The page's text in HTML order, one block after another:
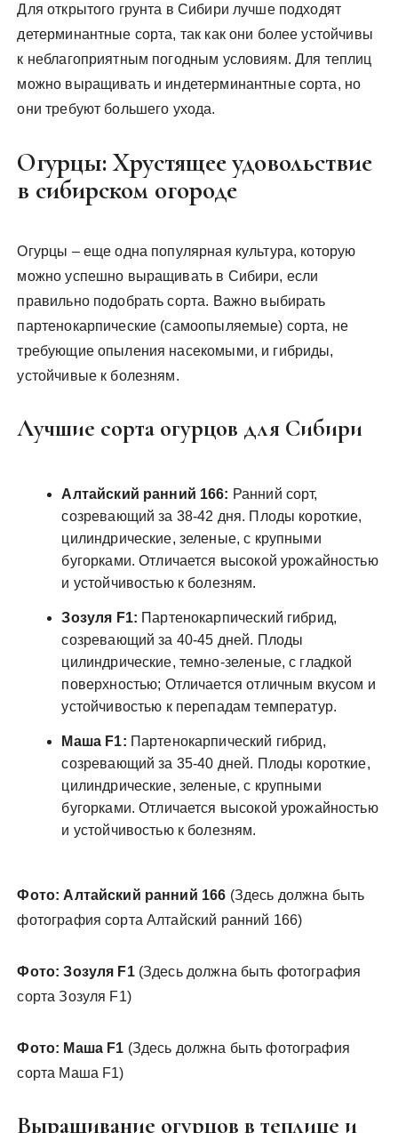
Для открытого грунта в Сибири лучше подходят
детерминантные сорта, так как они более устойчивы
к неблагоприятным погодным условиям. Для теплиц
можно выращивать и индетерминантные сорта, но
они требуют большего ухода.
Огурцы: Хрустящее удовольствие
в сибирском огороде
Огурцы – еще одна популярная культура, которую
можно успешно выращивать в Сибири, если
правильно подобрать сорта. Важно выбирать
партенокарпические (самоопыляемые) сорта, не
требующие опыления насекомыми, и гибриды,
устойчивые к болезням.
Лучшие сорта огурцов для Сибири
Алтайский ранний 166: Ранний сорт,
созревающий за 38-42 дня. Плоды короткие,
цилиндрические, зеленые, с крупными
бугорками. Отличается высокой урожайностью
и устойчивостью к болезням.
Зозуля F1: Партенокарпический гибрид,
созревающий за 40-45 дней. Плоды
цилиндрические, темно-зеленые, с гладкой
поверхностью; Отличается отличным вкусом и
устойчивостью к перепадам температур.
Маша F1: Партенокарпический гибрид,
созревающий за 35-40 дней. Плоды короткие,
цилиндрические, зеленые, с крупными
бугорками. Отличается высокой урожайностью
и устойчивостью к болезням.
Фото: Алтайский ранний 166 (Здесь должна быть
фотография сорта Алтайский ранний 166)
Фото: Зозуля F1(Здесь должна быть фотография
сорта Зозуля F1)
Фото: Маша F1 (Здесь должна быть фотография
сорта Маша F1)
Выращивание огурцов в теплице и